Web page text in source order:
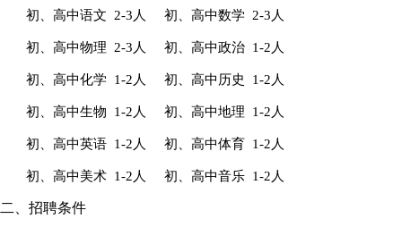
初、高中语文 2-3人 初、高中数学 2-3人
初、高中物理 2-3人 初、高中政治 1-2人
初、高中化学 1-2人 初、高中历史 1-2人
初、高中生物 1-2人 初、高中地理 1-2人
初、高中英语 1-2人 初、高中体育 1-2人
初、高中美术 1-2人 初、高中音乐 1-2人
二、 招聘条件